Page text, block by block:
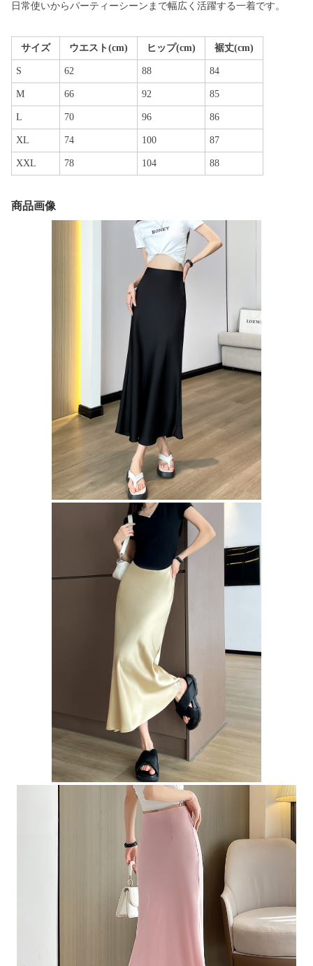
日常使いからパーティーシーンまで幅広く活躍する一着です。
サイズ ウエスト(cm) ヒップ(cm) 裾丈(cm)
S 62 88 84
M 66 92 85
L 70 96 86
XL 74 100 87
XXL 78 104 88
商品画像